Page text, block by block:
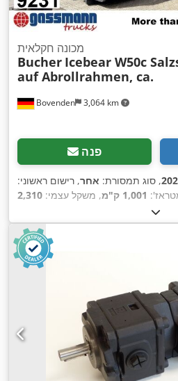
Bovenden 3,064 km
מכונה חקלאית
Bucher Icebear W50c
auf Abrollrahmen, ca.
פנה
, סוג תמסורת: אחר, רישום ראשוני:
1,001 ק"מ , משקל עצמי: 2,310